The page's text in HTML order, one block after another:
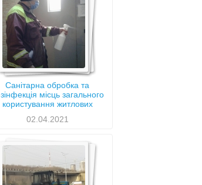
Санітарна обробка та
місць загального
користування житлових
02.04.2021